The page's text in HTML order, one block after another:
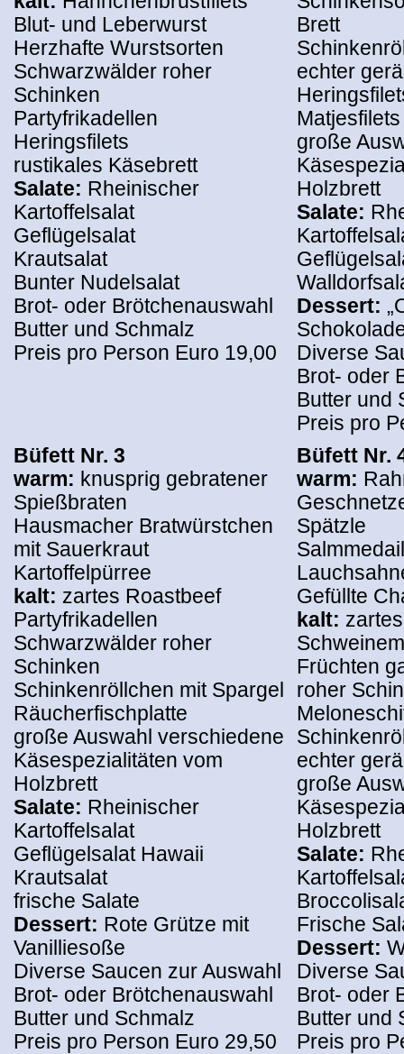
Blut- und Leberwurst
Herzhafte Wurstsorten
Schwarzwälder roher
Schinken
Partyfrikadellen
Heringsfilets
rustikales Käsebrett
Salate: Rheinischer
Kartoffelsalat
Geflügelsalat
Krautsalat
Bunter Nudelsalat
Brot- oder Brötchenauswahl
Butter und Schmalz
Preis pro Person Euro 19,00
Brett
echter
Matjesfilets
große
Holzbrett
Salate:
Dessert:
Diverse
Brot- oder
Butter und
Preis pro
Büfett Nr. 3
warm: knusprig gebratener
Spießbraten
Hausmacher Bratwürstchen
mit Sauerkraut
Kartoffelpürree
kalt: zartes Roastbeef
Partyfrikadellen
Schwarzwälder roher
Schinken
Schinkenröllchen mit Spargel
Räucherfischplatte
große Auswahl verschiedene
Käsespezialitäten vom
Holzbrett
Salate: Rheinischer
Kartoffelsalat
Geflügelsalat Hawaii
Krautsalat
frische Salate
Dessert: Rote Grütze mit
Vanilliesoße
Diverse Saucen zur Auswahl
Brot- oder Brötchenauswahl
Butter und Schmalz
Preis pro Person Euro 29,50
Büfett Nr.
warm:
Spätzle
Gefüllte
kalt:
Früchten
roher
echter
große
Holzbrett
Salate:
Frische
Dessert:
Diverse
Brot- oder
Butter und
Preis pro